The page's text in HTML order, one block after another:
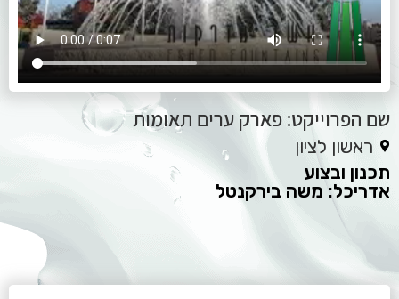
שם הפרוייקט: פארק ערים תאומות
ראשון לציון
תכנון ובצוע
אדריכל: משה בירקנטל